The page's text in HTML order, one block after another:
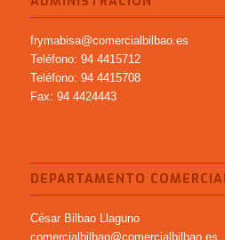
frymabisa@comercialbilbao.es
Teléfono: 94 4415712
Teléfono: 94 4415708
Fax: 94 4424443
DEPARTAMENTO
César Bilbao Llaguno
comercialbilbao@comercialbilbao.es